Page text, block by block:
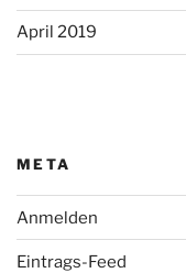
April 2019
META
Anmelden
Eintrags-Feed